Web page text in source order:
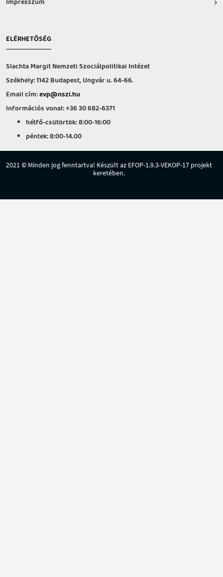
ELÉRHETŐSÉG
Slachta Margit Nemzeti Szociálpolitikai Intézet
Székhely: 1142 Budapest, Ungvár u. 64-66.
Email cím:evp@nszi.hu
Információs vonal: +36 30 682-6371
hétfő-csütörtök: 8:00-16:00
péntek: 8:00-14.00
2021 © Minden jog fenntartva! Készült az EFOP-1.9.3-VEKOP-17 projekt
keretében.